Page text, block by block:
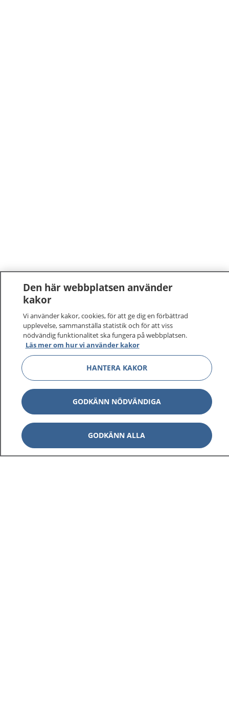
Den här webbplatsen använder
kakor
Vi använder kakor, cookies, för att ge dig en förbättrad
upplevelse, sammanställa statistik och för att viss
nödvändig funktionalitet ska fungera på webbplatsen.
Läs mer om hur vi använder kakor
HANTERA KAKOR
GODKÄNN NÖDVÄNDIGA
GODKÄNN ALLA